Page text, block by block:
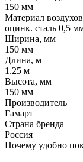
150 мм
Материал
оцинк. сталь 0,5
Ширина, мм
150 мм
Длина, м
1.25 м
Высота, мм
150 мм
Производитель
Гамарт
Страна бренда
Россия
Почему удобно